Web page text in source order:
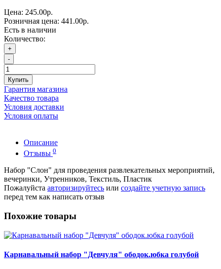
Цена: 245.00р.
Розничная цена: 441.00р.
Есть в наличии
Количество:
+
-
Купить
Гарантия магазина
Качество товара
Условия доставки
Условия оплаты
Описание
Отзывы 0
Набор "Слон" для проведения развлекательных мероприятий,
вечеринки, Утренников, Текстиль, Пластик
Пожалуйста авторизируйтесь или создайте учетную запись
перед тем как написать отзыв
Похожие товары
Карнавальный набор "Девчуля" ободок.юбка голубой